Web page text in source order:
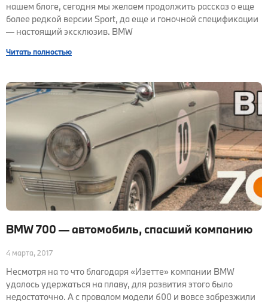
нашем блоге, сегодня мы желаем продолжить рассказ о еще
более редкой версии Sport, да еще и гоночной спецификации
— настоящий эксклюзив. BMW
Читать полностью
BMW 700 — автомобиль, спасший компанию
4 марта, 2017
Несмотря на то что благодаря «Изетте» компании BMW
удалось удержаться на плаву, для развития этого было
недостаточно. А с провалом модели 600 и вовсе забрезжили